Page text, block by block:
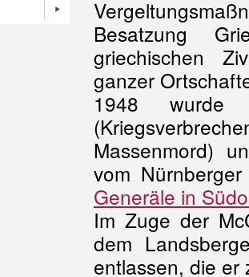
Besatzung
griechischen
ganzer
1948 wurde
Massenmord)
vom
Generäle in
Im Zuge der
dem
entlassen, die er